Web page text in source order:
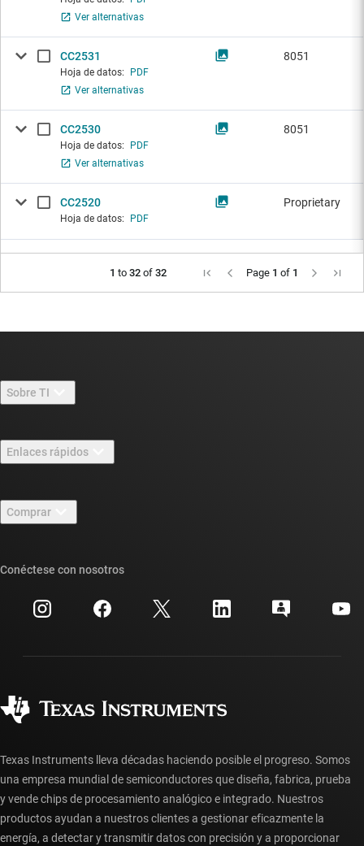
Ver alternativas
CC2531
Hoja de datos:
PDF
Ver alternativas
8051
CC2530
Hoja de datos:
PDF
Ver alternativas
8051
CC2520
Hoja de datos: PDF
Proprietary
1 to 32 of 32 Page 1 of 1
Sobre TI
Carreras laborales
Sala de redacción
Eventos
Relaciones con los inversionistas
Enlaces rápidos
Foros de soporte de diseño de TI E2E™
Búsqueda de referencias cruzadas
Centro de atención al cliente
Preguntas frecuentes sobre la cuenta myTI
Comprar
Preguntas frecuentes sobre pedidos
Conéctese con nosotros
Texas Instruments lleva décadas haciendo posible el progreso. Somos
una empresa mundial de semiconductores que diseña, fabrica, prueba
y vende chips de procesamiento analógico e integrado. Nuestros
productos ayudan a nuestros clientes a gestionar eficazmente la
energía, a detectar y transmitir datos con precisión y a proporcionar